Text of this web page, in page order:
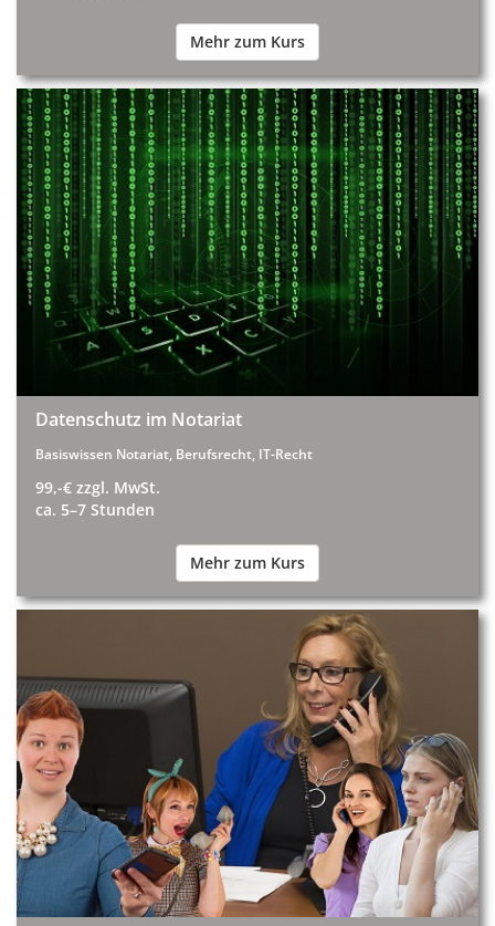
Mehr zum Kurs
Datenschutz im Notariat
Basiswissen Notariat, Berufsrecht, IT-Recht
99,-€ zzgl. MwSt.
ca. 5–7 Stunden
Mehr zum Kurs